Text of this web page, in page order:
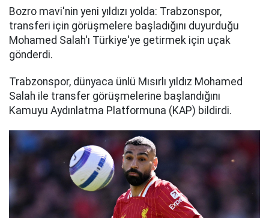
Bozro mavi'nin yeni yıldızı yolda: Trabzonspor,
transferi için görüşmelere başladığını duyurduğu
Mohamed Salah'ı Türkiye'ye getirmek için uçak
gönderdi.
Trabzonspor, dünyaca ünlü Mısırlı yıldız Mohamed
Salah ile transfer görüşmelerine başlandığını
Kamuyu Aydınlatma Platformuna (KAP) bildirdi.